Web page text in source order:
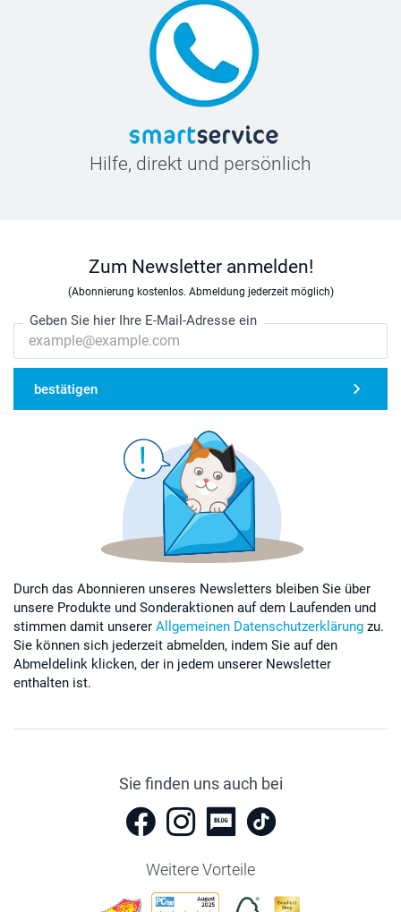
Hilfe, direkt und persönlich
Zum Newsletter anmelden!
(Abonnierung kostenlos. Abmeldung jederzeit möglich)
Geben Sie hier Ihre E-Mail-Adresse ein
bestätigen
Durch das Abonnieren unseres Newsletters bleiben Sie über
unsere Produkte und Sonderaktionen auf dem Laufenden und
stimmen damit unserer Allgemeinen Datenschutzerklärung zu.
Sie können sich jederzeit abmelden, indem Sie auf den
Abmeldelink klicken, der in jedem unserer Newsletter
enthalten ist.
Sie finden uns auch bei
Weitere Vorteile